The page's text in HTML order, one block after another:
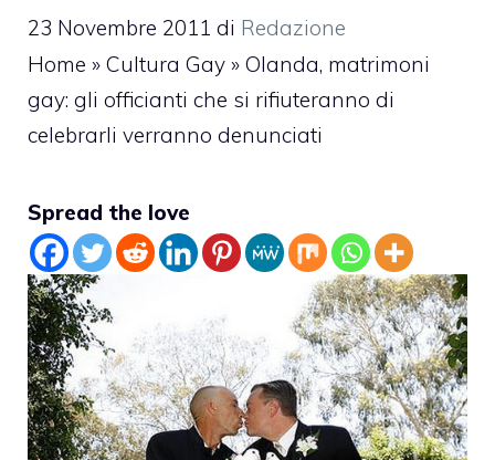
23 Novembre 2011 di Redazione
Home » Cultura Gay » Olanda, matrimoni
gay: gli officianti che si rifiuteranno di
celebrarli verranno denunciati
Spread the love